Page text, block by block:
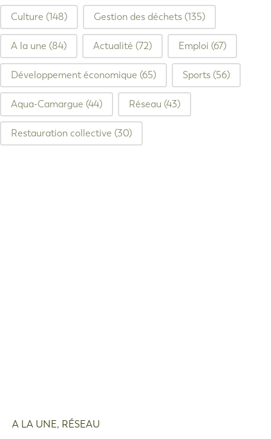
filtre articles
Culture (148) Gestion des déchets (135)
A la une (84) Actualité (72) Emploi (67)
Développement économique (65) Sports (56)
Aqua-Camargue (44) Réseau (43)
Restauration collective (30)
A LA UNE, RÉSEAU